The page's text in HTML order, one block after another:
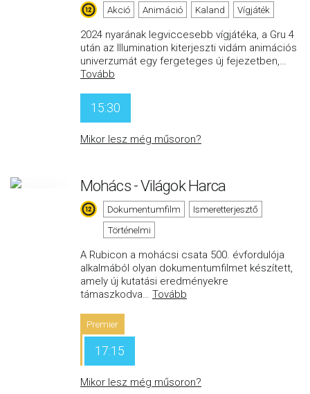
Akció Animáció Kaland Vígjáték
2024 nyarának legviccesebb vígjátéka, a Gru 4
után az Illumination kiterjeszti vidám animációs
univerzumát egy fergeteges új fejezetben,…
Tovább
15:30
Mikor lesz még műsoron?
Mohács - Világok Harca
Dokumentumfilm
Ismeretterjesztő
Történelmi
A Rubicon a mohácsi csata 500. évfordulója
alkalmából olyan dokumentumfilmet készített,
amely új kutatási eredményekre
támaszkodva… Tovább
Premier
17:15
Mikor lesz még műsoron?